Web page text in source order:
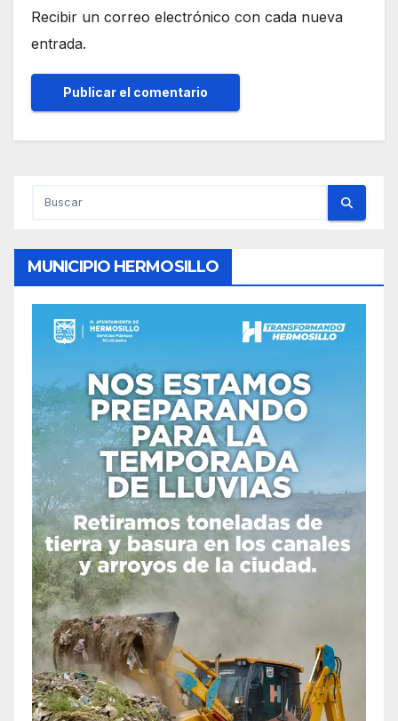
Recibir un correo electrónico con cada nueva
entrada.
MUNICIPIO HERMOSILLO